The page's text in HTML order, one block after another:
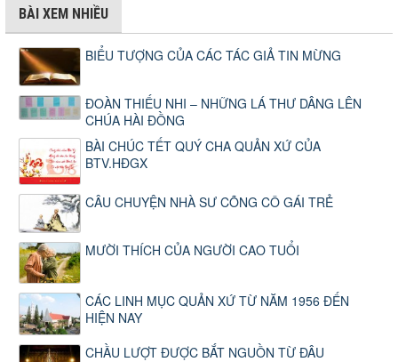
BÀI XEM NHIỀU
BIỂU TƯỢNG CỦA CÁC TÁC GIẢ TIN MỪNG
ĐOÀN THIẾU NHI – NHỮNG LÁ THƯ DÂNG LÊN
CHÚA HÀI ĐỒNG
BÀI CHÚC TẾT QUÝ CHA QUẢN XỨ CỦA
BTV.HĐGX
CÂU CHUYỆN NHÀ SƯ CÕNG CÔ GÁI TRẺ
MƯỜI THÍCH CỦA NGƯỜI CAO TUỔI
CÁC LINH MỤC QUẢN XỨ TỪ NĂM 1956 ĐẾN
HIỆN NAY
CHẦU LƯỢT ĐƯỢC BẮT NGUỒN TỪ ĐÂU